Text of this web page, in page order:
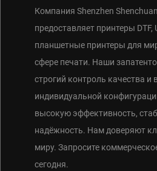
Компания Shenzhen
предоставляет принтеры DTF,
планшетные принтеры для
сфере печати. Наши
строгий контроль качества и
индивидуальной
высокую эффективность,
надёжность. Нам доверяют
миру. Запросите
сегодня.